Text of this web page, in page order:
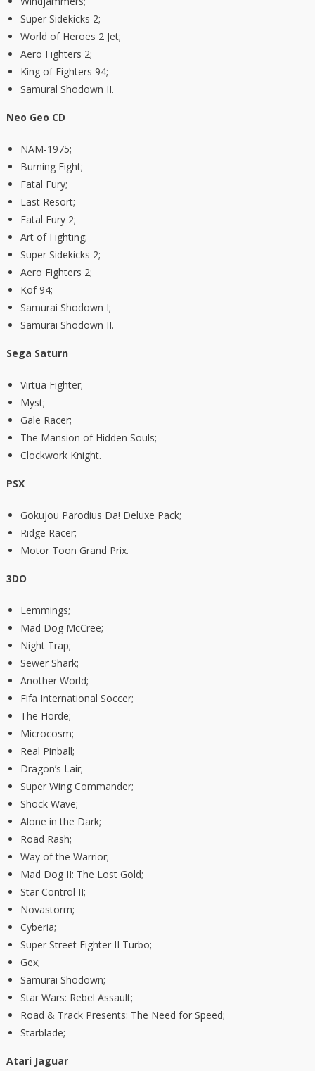
Super Sidekicks 2;
World of Heroes 2 Jet;
Aero Fighters 2;
King of Fighters 94;
Samural Shodown II.
Neo Geo CD
NAM-1975;
Burning Fight;
Fatal Fury;
Last Resort;
Fatal Fury 2;
Art of Fighting;
Super Sidekicks 2;
Aero Fighters 2;
Kof 94;
Samurai Shodown I;
Samurai Shodown II.
Sega Saturn
Virtua Fighter;
Myst;
Gale Racer;
The Mansion of Hidden Souls;
Clockwork Knight.
PSX
Gokujou Parodius Da! Deluxe Pack;
Ridge Racer;
Motor Toon Grand Prix.
3DO
Lemmings;
Mad Dog McCree;
Night Trap;
Sewer Shark;
Another World;
Fifa International Soccer;
The Horde;
Microcosm;
Real Pinball;
Dragon’s Lair;
Super Wing Commander;
Shock Wave;
Alone in the Dark;
Road Rash;
Way of the Warrior;
Mad Dog II: The Lost Gold;
Star Control II;
Novastorm;
Cyberia;
Super Street Fighter II Turbo;
Gex;
Samurai Shodown;
Star Wars: Rebel Assault;
Road & Track Presents: The Need for Speed;
Starblade;
Atari Jaguar